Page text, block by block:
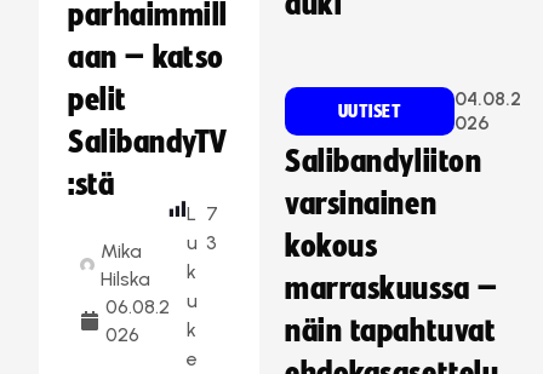
parhaimmill
aan – katso
pelit
SalibandyTV
:stä
Mika
Hilska
06.08.2
026
L
u
k
u
k
e
7
3
UUTISET
04.08.2
026
Salibandyliiton
varsinainen
kokous
marraskuussa –
näin tapahtuvat